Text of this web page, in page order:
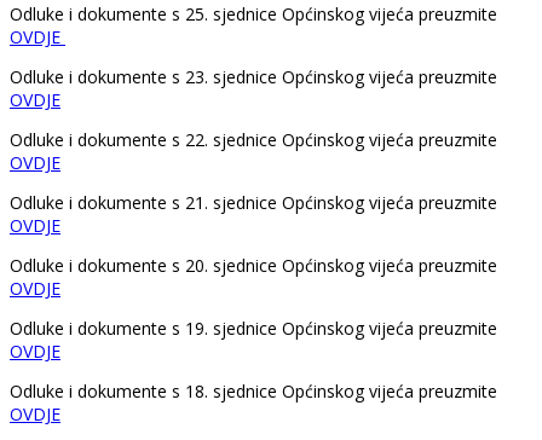
Odluke i dokumente s 25. sjednice Općinskog vijeća preuzmite
OVDJE
Odluke i dokumente s 23. sjednice Općinskog vijeća preuzmite
OVDJE
Odluke i dokumente s 22. sjednice Općinskog vijeća preuzmite
OVDJE
Odluke i dokumente s 21. sjednice Općinskog vijeća preuzmite
OVDJE
Odluke i dokumente s 20. sjednice Općinskog vijeća preuzmite
OVDJE
Odluke i dokumente s 19. sjednice Općinskog vijeća preuzmite
OVDJE
Odluke i dokumente s 18. sjednice Općinskog vijeća preuzmite
OVDJE